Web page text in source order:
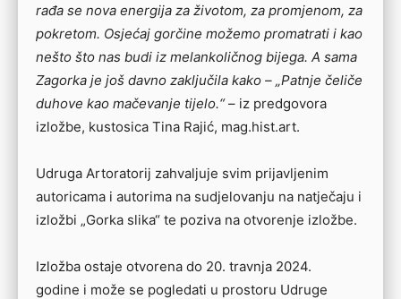
rađa se nova energija za životom, za promjenom, za
pokretom. Osjećaj gorčine možemo promatrati i kao
nešto što nas budi iz melankoličnog bijega. A sama
Zagorka je još davno zaključila kako – „Patnje čeliče
duhove kao mačevanje tijelo.“– iz predgovora
izložbe, kustosica Tina Rajić, mag.hist.art.
Udruga Artoratorij zahvaljuje svim prijavljenim
autoricama i autorima na sudjelovanju na natječaju i
izložbi „Gorka slika“ te poziva na otvorenje izložbe.
Izložba ostaje otvorena do 20. travnja 2024.
godine i može se pogledati u prostoru Udruge